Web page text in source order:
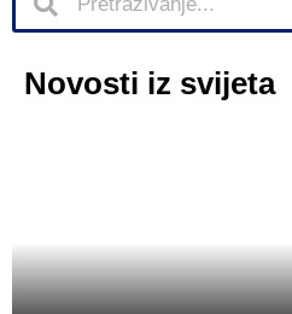
Novosti iz svijeta